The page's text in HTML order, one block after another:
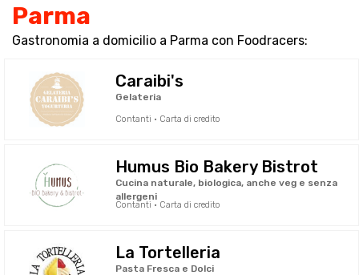
Parma
Gastronomia a domicilio a Parma con Foodracers:
Caraibi's
Gelateria
Contanti · Carta di credito
Humus Bio Bakery Bistrot
Cucina naturale, biologica, anche veg e senza
allergeni
Contanti · Carta di credito
La Tortelleria
Pasta Fresca e Dolci